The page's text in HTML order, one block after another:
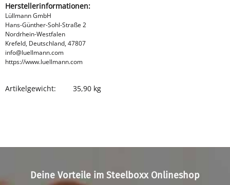
Herstellerinformationen:
Lüllmann GmbH
Hans-Günther-Sohl-Straße 2
Nordrhein-Westfalen
Krefeld, Deutschland, 47807
info@luellmann.com
https://www.luellmann.com
Produkteigenschaft
Wert
Artikelgewicht: 35,90 kg
Deine Vorteile im Steelboxx Onlineshop